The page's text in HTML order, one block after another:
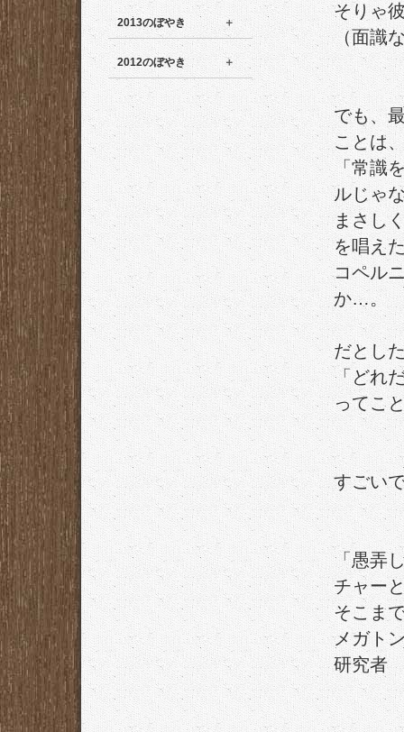
2013のぼやき
2012のぼやき
そりゃ
（面識
でも、
ことは
「常識
ルじゃ
まさし
を唱え
コペル
か…。
だとし
「どれ
ってこ
すごい
「愚弄
チャー
そこま
メガト
研究者